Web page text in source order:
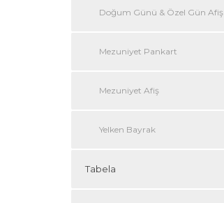
Doğum Günü & Özel Gün Afiş
Mezuniyet Pankart
Mezuniyet Afiş
Yelken Bayrak
Tabela